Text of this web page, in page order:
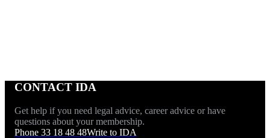
CONTACT IDA
Get help if you need legal advice, career advice or have
questions about your membership.
Phone 33 18 48 48Write to IDA